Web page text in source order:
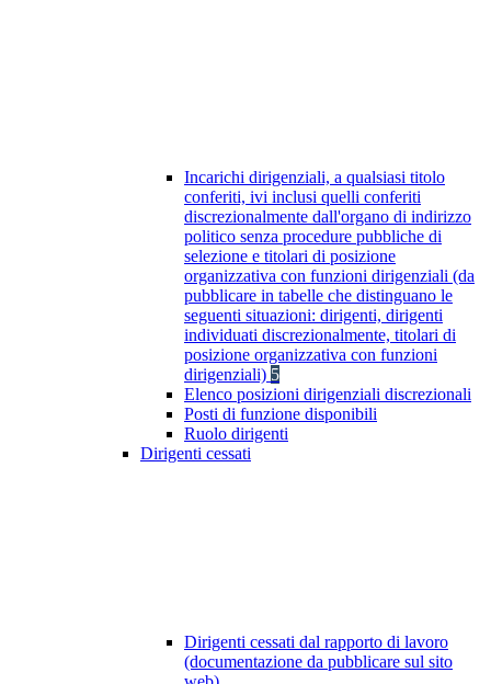
Incarichi dirigenziali, a qualsiasi titolo
conferiti, ivi inclusi quelli conferiti
discrezionalmente dall'organo di indirizzo
politico senza procedure pubbliche di
selezione e titolari di posizione
organizzativa con funzioni dirigenziali (da
pubblicare in tabelle che distinguano le
seguenti situazioni: dirigenti, dirigenti
individuati discrezionalmente, titolari di
posizione organizzativa con funzioni
dirigenziali) 5
Elenco posizioni dirigenziali discrezionali
Posti di funzione disponibili
Ruolo dirigenti
Dirigenti cessati
Dirigenti cessati dal rapporto di lavoro
(documentazione da pubblicare sul sito